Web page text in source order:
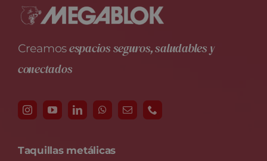
Creamosespacios seguros, saludables y
conectados
Taquillas metálicas